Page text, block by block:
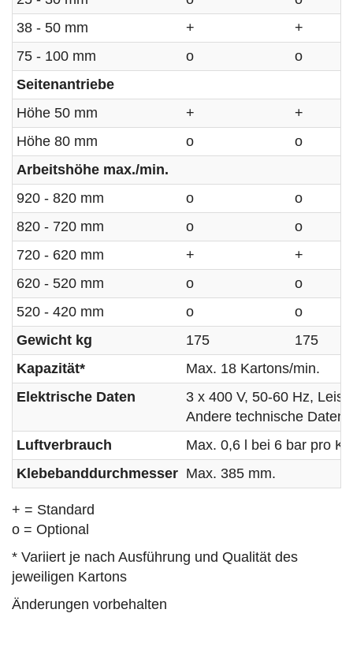
38 - 50 mm
+
+
75 - 100 mm
o
o
Seitenantriebe
Höhe 50 mm
+
+
Höhe 80 mm
o
o
Arbeitshöhe max./min.
920 - 820 mm
o
o
820 - 720 mm
o
o
720 - 620 mm
+
+
620 - 520 mm
o
o
520 - 420 mm
o
o
Gewicht kg
175
175
Kapazität*
Max. 18 Kartons/min.
Elektrische Daten
3 x 400 V, 50-60 Hz,
Andere technische Daten
Luftverbrauch
Max. 0,6 l bei 6 bar pro
Klebebanddurchmesser Max. 385 mm.
+ = Standard
o = Optional
* Variiert je nach Ausführung und Qualität des
jeweiligen Kartons
Änderungen vorbehalten